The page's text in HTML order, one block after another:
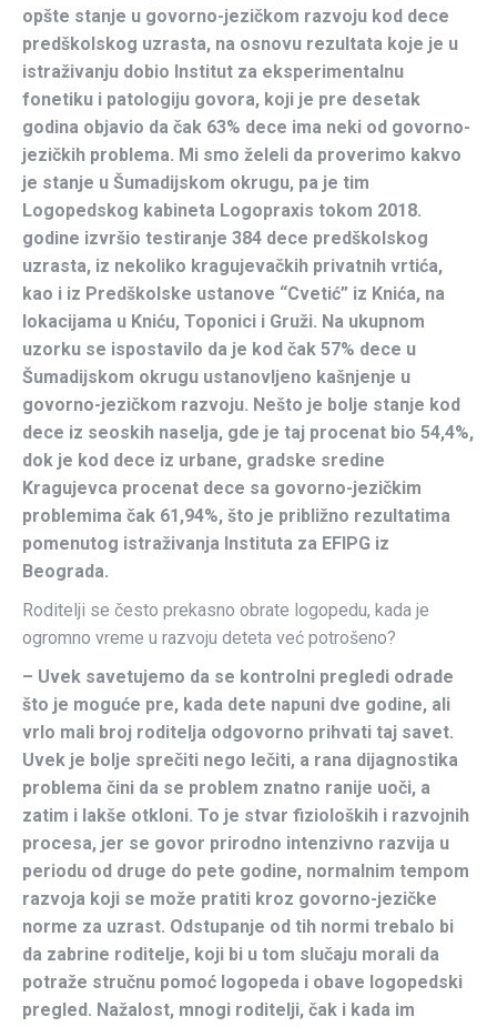
opšte stanje u govorno-jezičkom razvoju kod dece
predškolskog uzrasta, na osnovu rezultata koje je u
istraživanju dobio Institut za eksperimentalnu
fonetiku i patologiju govora, koji je pre desetak
godina objavio da čak 63% dece ima neki od govorno-
jezičkih problema. Mi smo želeli da proverimo kakvo
je stanje u Šumadijskom okrugu, pa je tim
Logopedskog kabineta Logopraxis tokom 2018.
godine izvršio testiranje 384 dece predškolskog
uzrasta, iz nekoliko kragujevačkih privatnih vrtića,
kao i iz Predškolske ustanove “Cvetić” iz Knića, na
lokacijama u Kniću, Toponici i Gruži. Na ukupnom
uzorku se ispostavilo da je kod čak 57% dece u
Šumadijskom okrugu ustanovljeno kašnjenje u
govorno-jezičkom razvoju. Nešto je bolje stanje kod
dece iz seoskih naselja, gde je taj procenat bio 54,4%,
dok je kod dece iz urbane, gradske sredine
Kragujevca procenat dece sa govorno-jezičkim
problemima čak 61,94%, što je približno rezultatima
pomenutog istraživanja Instituta za EFIPG iz
Beograda.
Roditelji se često prekasno obrate logopedu, kada je
ogromno vreme u razvoju deteta već potrošeno?
– Uvek savetujemo da se kontrolni pregledi odrade
što je moguće pre, kada dete napuni dve godine, ali
vrlo mali broj roditelja odgovorno prihvati taj savet.
Uvek je bolje sprečiti nego lečiti, a rana dijagnostika
problema čini da se problem znatno ranije uoči, a
zatim i lakše otkloni. To je stvar fizioloških i razvojnih
procesa, jer se govor prirodno intenzivno razvija u
periodu od druge do pete godine, normalnim tempom
razvoja koji se može pratiti kroz govorno-jezičke
norme za uzrast. Odstupanje od tih normi trebalo bi
da zabrine roditelje, koji bi u tom slučaju morali da
potraže stručnu pomoć logopeda i obave logopedski
pregled. Nažalost, mnogi roditelji, čak i kada im